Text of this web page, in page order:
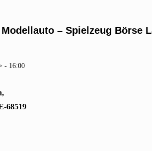
– Spielzeug Börse
- 16:00
68519